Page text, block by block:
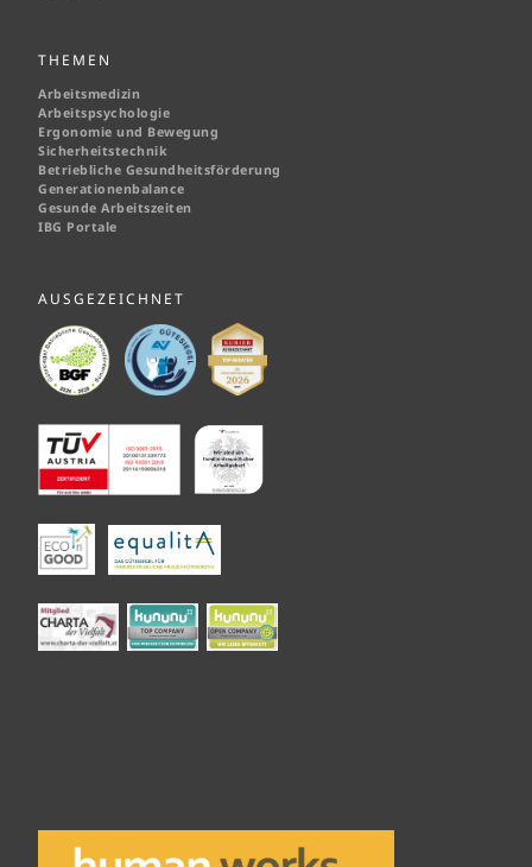
THEMEN
Arbeitsmedizin
Arbeitspsychologie
Ergonomie und Bewegung
Sicherheitstechnik
Betriebliche Gesundheitsförderung
Generationenbalance
Gesunde Arbeitszeiten
IBG Portale
AUSGEZEICHNET